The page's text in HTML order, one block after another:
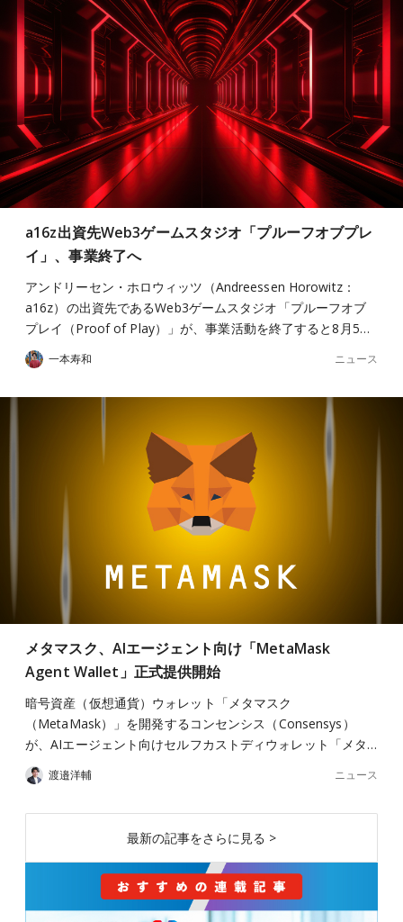
a16z出資先Web3ゲームスタジオ「プルーフオブプレ
イ」、事業終了へ
アンドリーセン・ホロウィッツ（Andreessen Horowitz：
a16z）の出資先であるWeb3ゲームスタジオ「プルーフオブ
プレイ（Proof of Play）」が、事業活動を終了すると8月5…
一本寿和 ニュース
メタマスク、AIエージェント向け「MetaMask
Agent Wallet」正式提供開始
暗号資産（仮想通貨）ウォレット「メタマスク
（MetaMask）」を開発するコンセンシス（Consensys）
が、AIエージェント向けセルフカストディウォレット「メタ…
渡邉洋輔 ニュース
最新の記事をさらに見る >